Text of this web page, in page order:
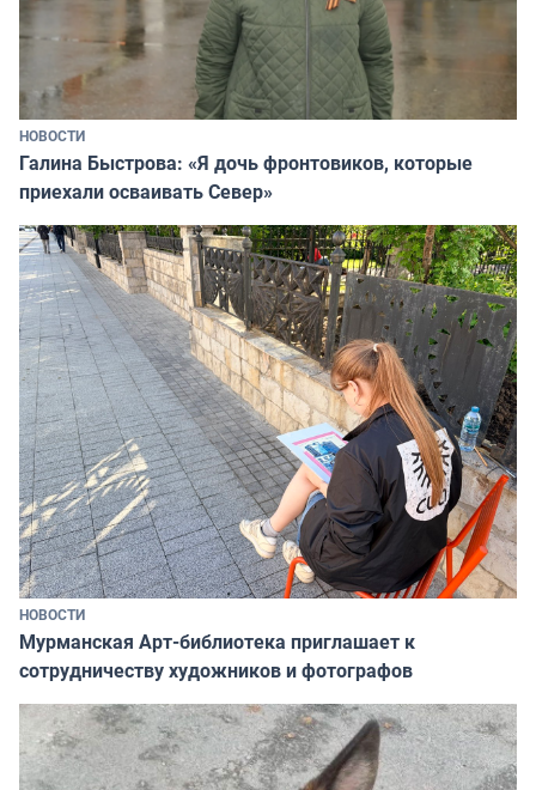
НОВОСТИ
Галина Быстрова: «Я дочь фронтовиков, которые
приехали осваивать Север»
НОВОСТИ
Мурманская Арт-библиотека приглашает к
сотрудничеству художников и фотографов